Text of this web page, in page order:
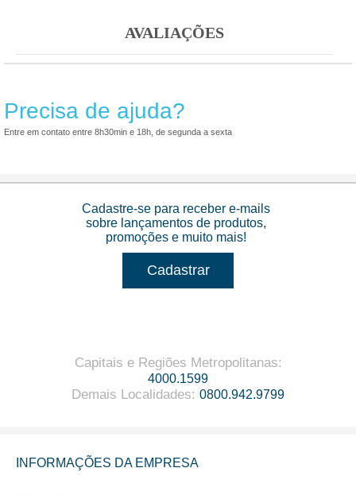
AVALIAÇÕES
Precisa de ajuda?
Entre em contato entre 8h30min e 18h, de segunda a sexta
Cadastre-se para receber e-mails
sobre lançamentos de produtos,
promoções e muito mais!
Cadastrar
Capitais e Regiões Metropolitanas:
4000.1599
Demais Localidades: 0800.942.9799
INFORMAÇÕES DA EMPRESA